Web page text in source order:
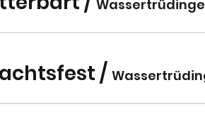
/